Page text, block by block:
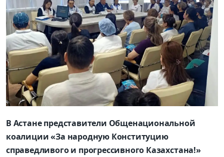
В Астане представители Общенациональной
коалиции «За народную Конституцию
справедливого и прогрессивного Казахстана!»